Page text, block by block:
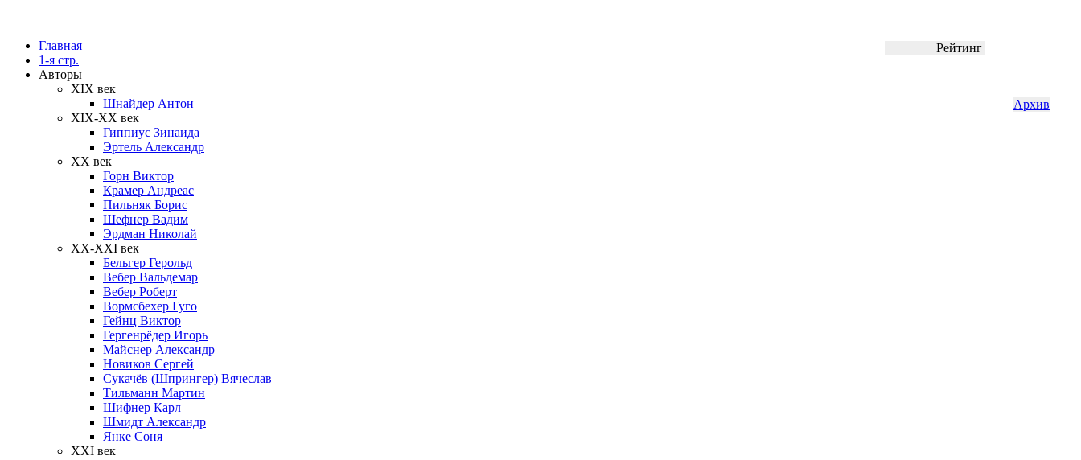
Главная
1-я стр.
Авторы
XIX век
Шнайдер Антон
XIX-XX век
Гиппиус Зинаида
Эртель Александр
XX век
Горн Виктор
Крамер Андреас
Пильняк Борис
Шефнер Вадим
Эрдман Николай
ХХ-XXI век
Бельгер Герольд
Вебер Вальдемар
Вебер Роберт
Вормсбехер Гуго
Гейнц Виктор
Гергенрёдер Игорь
Майснер Александр
Новиков Сергей
Сукачёв (Шпрингер) Вячеслав
Тильманн Мартин
Шифнер Карл
Шмидт Александр
Янке Соня
XXI век
Рейтинг
Архив